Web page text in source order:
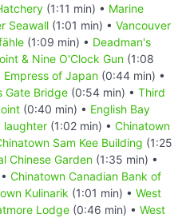
(1:11 min) • Marine
Seawall (1:01 min) • Vancouver
(1:09 min) • Deadman's
& Nine O'Clock Gun (1:08
Empress of Japan (0:44 min) •
Gate Bridge (0:54 min) • Third
(0:40 min) • English Bay
laughter (1:02 min) • Chinatown
Sam Kee Building (1:25
Chinese Garden (1:35 min) •
Chinatown Canadian Bank of
Kulinarik (1:01 min) • West
Lodge (0:46 min) • West